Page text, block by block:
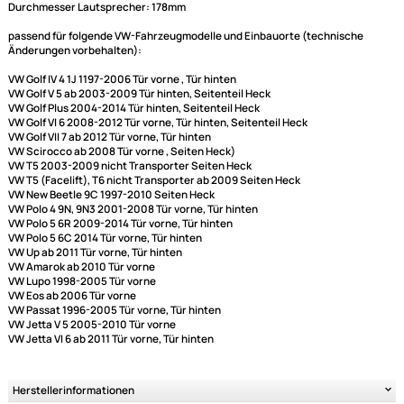
3-Wege Koaxial-System mit DIN 165mm Standardkorb
Max. Power: 300 Watt
6,5" Impp Cone
30mm Mittelt�ner
10mm Hocht�ner
Freq.-Bereich 36-18000 Hz.
Empfindlichkeit: 90dB
Impedanz 4 Ohm
Einbautiefe 50mm
Lochabstand d = 158mm
Durchmesser Lautsprecher: 178mm
passend für folgende VW-Fahrzeugmodelle und Einbauorte (technische
Änderungen vorbehalten):
VW Golf IV 4 1J 1197-2006 Tür vorne , Tür hinten
VW Golf V 5 ab 2003-2009 Tür hinten, Seitenteil Heck
VW Golf Plus 2004-2014 Tür hinten, Seitenteil Heck
VW Golf VI 6 2008-2012 Tür vorne, Tür hinten, Seitenteil Heck
VW Golf VII 7 ab 2012 Tür vorne, Tür hinten
VW Scirocco ab 2008 Tür vorne , Seiten Heck)
VW New Beetle 9C 1997-2010 Seiten Heck